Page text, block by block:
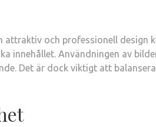
attraktiv och professionell design
innehållet. Användningen av
Det är dock viktigt att